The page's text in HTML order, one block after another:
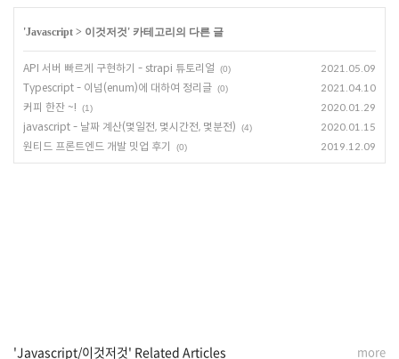
'Javascript > 이것저것' 카테고리의 다른 글
API 서버 빠르게 구현하기 - strapi 튜토리얼 (0) 2021.05.09
Typescript - 이넘(enum)에 대하여 정리글 (0) 2021.04.10
커피 한잔 ~! (1) 2020.01.29
javascript - 날짜 계산(몇일전, 몇시간전, 몇분전) (4) 2020.01.15
원티드 프론트엔드 개발 밋업 후기 (0) 2019.12.09
'Javascript/이것저것' Related Articles more